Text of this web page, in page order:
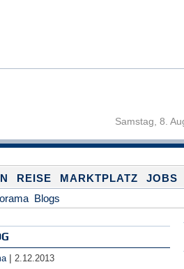
Samstag, 8.
REISE MARKTPLATZ JOBS
Blogs
| 2.12.2013